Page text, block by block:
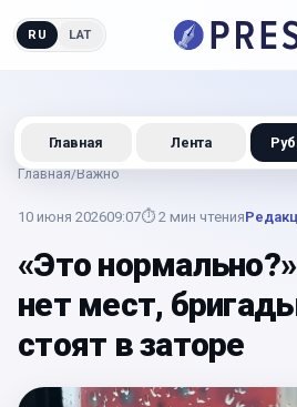
RU LAT
Главная/Важно
10 июня 202609:07⏱ 2 мин чтения
«Это
нет мест,
стоят в заторе
Главная Лента